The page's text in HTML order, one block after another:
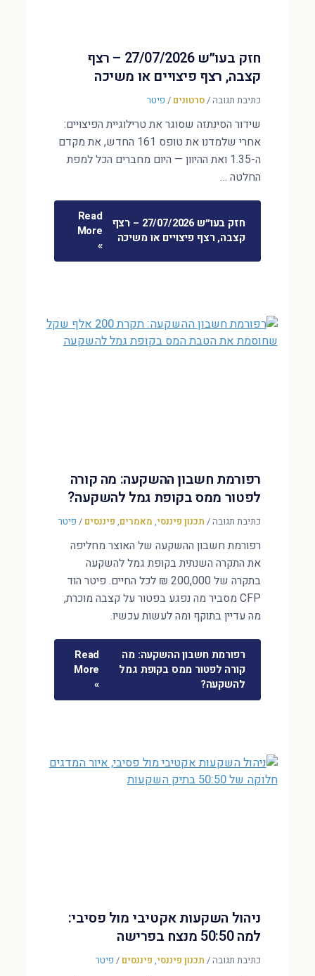
חזק בעו״ש 27/07/2026 – רצף
קצבה, רצף פיצויים או משיכה
כתיבת תגובה/סרטונים / פיטר
שידור הסינתזה שסוגר את טרילוגיית הפיצויים:
אחרי שלמדנו את טופס 161 החדש, את מקדם
ה-1.35 ואת ההיוון — היום מחברים הכל למפת
החלטה …
חזק בעו״ש 27/07/2026 – רצף
קצבה, רצף פיצויים או משיכה
Read
More
»
רפורמת חשבון ההשקעה: מה קורה
לפטור ממס בקופת גמל להשקעה?
כתיבת תגובה/ תכנון פיננסי, מאמרים, פיננסים / פיטר
רפורמת חשבון ההשקעה של האוצר מחליפה
את התקרה השנתית בקופת גמל להשקעה
בתקרה של 200,000 ₪ לכל החיים. פיטר הוד
CFP מסביר מה נפגע בפטור על קצבה מוכרת,
מה עדיין בתוקף ומה לעשות עכשיו.
רפורמת חשבון ההשקעה: מה
קורה לפטור ממס בקופת גמל
להשקעה?
Read
More
»
ניהול השקעות אקטיבי מול פסיבי:
למה 50:50 מנצח בפרישה
כתיבת תגובה/ תכנון פיננסי, פיננסים / פיטר